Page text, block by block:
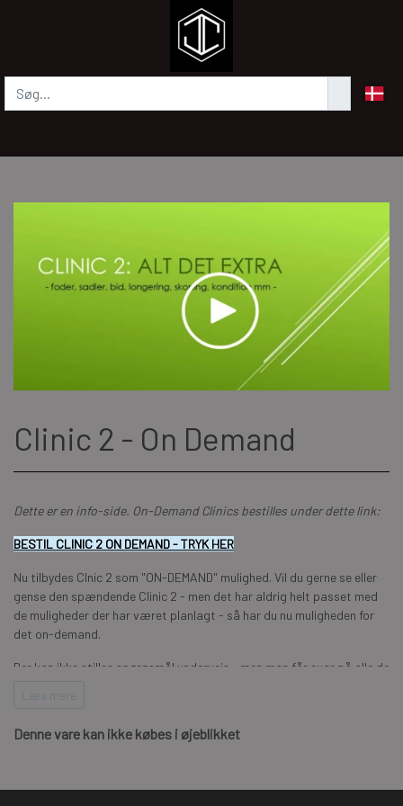
Clinic 2 - On Demand
Dette er en info-side. On-Demand Clinics bestilles under dette link:
BESTIL CLINIC 2 ON DEMAND - TRYK HER
Nu tilbydes Clnic 2 som "ON-DEMAND" mulighed. Vil du gerne se eller
gense den spændende Clinic 2 - men det har aldrig helt passet med
de muligheder der har været planlagt - så har du nu muligheden for
det on-demand.
Der kan ikke stilles spørgsmål undervejs - men man får svar på alle de
spørgsmål og meget mere - der blev spurgt om i live-eventet.
Clinics
extra det for hende er nødvendigt til at hverdagen fungere og
Læs mere
Denne vare kan ikke købes i øjeblikket